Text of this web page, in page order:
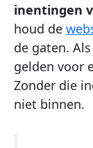
inentingen
houd de
de gaten.
gelden voor
Zonder die
niet binnen.